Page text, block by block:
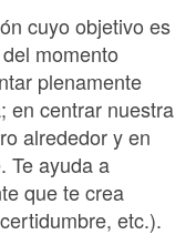
cuyo objetivo es
momento
plenamente
en centrar nuestra
alrededor y en
Te ayuda a
que te crea
etc.).